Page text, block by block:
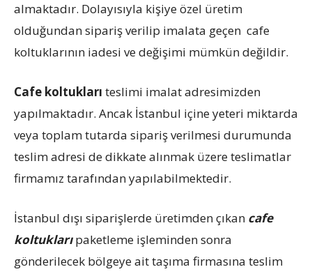
almaktadır. Dolayısıyla kişiye özel üretim
olduğundan sipariş verilip imalata geçen cafe
koltuklarının iadesi ve değişimi mümkün değildir.
Cafe koltukları teslimi imalat adresimizden
yapılmaktadır. Ancak İstanbul içine yeteri miktarda
veya toplam tutarda sipariş verilmesi durumunda
teslim adresi de dikkate alınmak üzere teslimatlar
firmamız tarafından yapılabilmektedir.
İstanbul dışı siparişlerde üretimden çıkan cafe
koltuklarıpaketleme işleminden sonra
gönderilecek bölgeye ait taşıma firmasına teslim